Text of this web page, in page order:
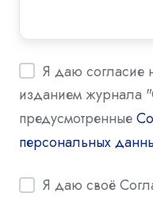
Я даю согласие
изданием журнала
предусмотренные
персональных
Я даю своё